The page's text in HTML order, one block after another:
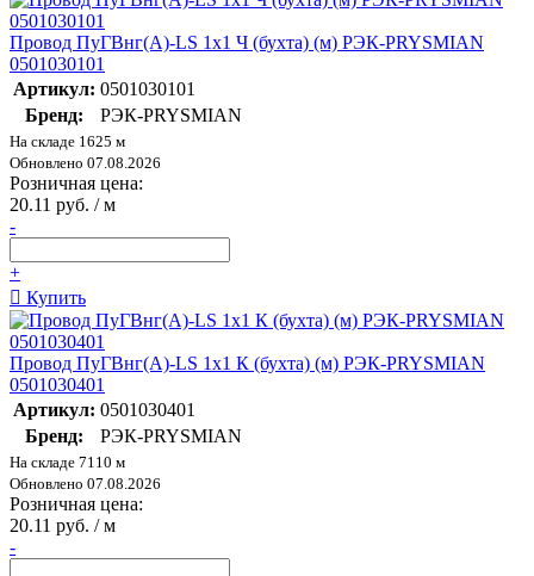
Провод ПуГВнг(А)-LS 1х1 Ч (бухта) (м) РЭК-PRYSMIAN
0501030101
Артикул: 0501030101
Бренд:
РЭК-PRYSMIAN
На складе 1625 м
Обновлено 07.08.2026
Розничная цена:
20.11 руб. / м
-
+
Купить
Провод ПуГВнг(А)-LS 1х1 К (бухта) (м) РЭК-PRYSMIAN
0501030401
Артикул: 0501030401
Бренд:
РЭК-PRYSMIAN
На складе 7110 м
Обновлено 07.08.2026
Розничная цена:
20.11 руб. / м
-